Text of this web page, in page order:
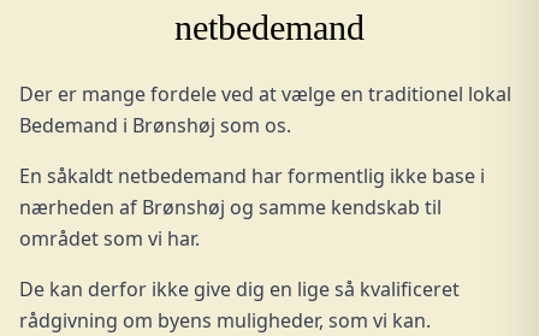
netbedemand
Der er mange fordele ved at vælge en traditionel lokal
Bedemand i Brønshøj som os.
En såkaldt netbedemand har formentlig ikke base i
nærheden af Brønshøj og samme kendskab til
området som vi har.
De kan derfor ikke give dig en lige så kvalificeret
rådgivning om byens muligheder, som vi kan.